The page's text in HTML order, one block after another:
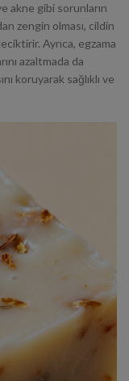
akne gibi sorunların
zengin olması, cildin
Ayrıca, egzama
azaltmada da
koruyarak sağlıklı ve